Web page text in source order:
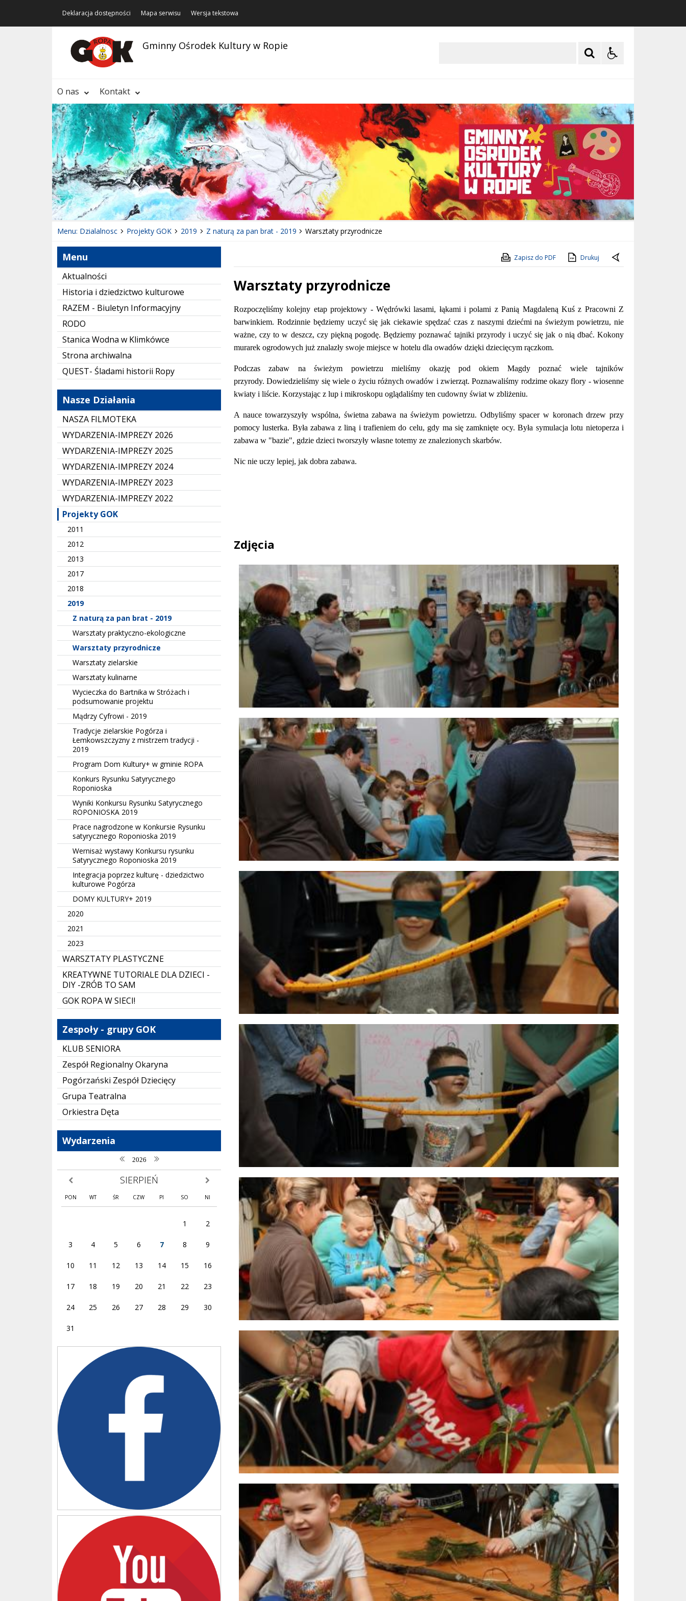
Deklaracja dostępności Mapa serwisu Wersja tekstowa
Gminny Ośrodek Kultury w Ropie
O nas Kontakt
Menu: Dzialalnosc Projekty GOK 2019 Z naturą za pan brat - 2019 Warsztaty przyrodnicze
Menu
Aktualności
Historia i dziedzictwo kulturowe
RAZEM - Biuletyn Informacyjny
RODO
Stanica Wodna w Klimkówce
Strona archiwalna
QUEST- Śladami historii Ropy
Nasze Działania
NASZA FILMOTEKA
WYDARZENIA-IMPREZY 2026
WYDARZENIA-IMPREZY 2025
WYDARZENIA-IMPREZY 2024
WYDARZENIA-IMPREZY 2023
WYDARZENIA-IMPREZY 2022
Projekty GOK
2011
2012
2013
2017
2018
2019
Z naturą za pan brat - 2019
Warsztaty praktyczno-ekologiczne
Warsztaty przyrodnicze
Warsztaty zielarskie
Warsztaty kulinarne
Wycieczka do Bartnika w Stróżach i
podsumowanie projektu
Mądrzy Cyfrowi - 2019
Tradycje zielarskie Pogórza i
Łemkowszczyzny z mistrzem tradycji -
2019
Program Dom Kultury+ w gminie ROPA
Konkurs Rysunku Satyrycznego
Roponioska
Wyniki Konkursu Rysunku Satyrycznego
ROPONIOSKA 2019
Prace nagrodzone w Konkursie Rysunku
satyrycznego Roponioska 2019
Wernisaż wystawy Konkursu rysunku
Satyrycznego Roponioska 2019
Integracja poprzez kulturę - dziedzictwo
kulturowe Pogórza
DOMY KULTURY+ 2019
2020
2021
2023
WARSZTATY PLASTYCZNE
KREATYWNE TUTORIALE DLA DZIECI -
DIY -ZRÓB TO SAM
GOK ROPA W SIECI!
Zespoły - grupy GOK
KLUB SENIORA
Zespół Regionalny Okaryna
Pogórzański Zespół Dziecięcy
Grupa Teatralna
Orkiestra Dęta
Wydarzenia
poprzedni rok
2026 następny rok
poprzedni miesiąc SIERPIEŃ następny miesiąc
PON WT ŚR CZW PI SO NI
1 2
3 4 5 6 7 8 9
10 11 12 13 14 15 16
17 18 19 20 21 22 23
24 25 26 27 28 29 30
31
Facebook
YouTube
Zapisz do PDF Drukuj
Warsztaty przyrodnicze
Treść
Rozpoczęliśmy kolejny etap projektowy - Wędrówki lasami, łąkami i polami z Panią Magdaleną Kuś z Pracowni Z
barwinkiem. Rodzinnie będziemy uczyć się jak ciekawie spędzać czas z naszymi dziećmi na świeżym powietrzu, nie
ważne, czy to w deszcz, czy piękną pogodę. Będziemy poznawać tajniki przyrody i uczyć się jak o nią dbać. Kokony
murarek ogrodowych już znalazły swoje miejsce w hotelu dla owadów dzięki dziecięcym rączkom.
Podczas zabaw na świeżym powietrzu mieliśmy okazję pod okiem Magdy poznać wiele tajników
przyrody.Dowiedzieliśmy się wiele o życiu różnych owadów i zwierząt. Poznawaliśmy rodzime okazy flory - wiosenne
kwiaty i liście. Korzystając z lup i mikroskopu oglądaliśmy ten cudowny świat w zbliżeniu.
A nauce towarzyszyły wspólna, świetna zabawa na świeżym powietrzu. Odbyliśmy spacer w koronach drzew przy
pomocy lusterka. Była zabawa z liną i trafieniem do celu, gdy ma się zamknięte ocy. Była symulacja lotu nietoperza i
zabawa w "bazie", gdzie dzieci tworszyły własne totemy ze znalezionych skarbów.
Nic nie uczy lepiej, jak dobra zabawa.
Zdjęcia